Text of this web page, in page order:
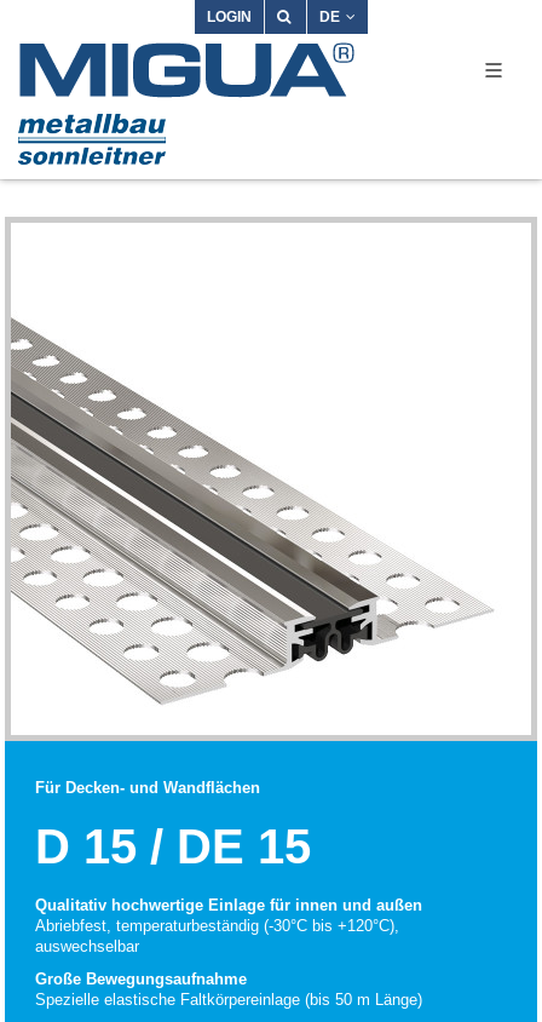
LOGIN DE
Für Decken- und Wandflächen
D 15 / DE 15
Qualitativ hochwertige Einlage für innen und außen
Abriebfest, temperaturbeständig (-30°C bis +120°C),
auswechselbar
Große Bewegungsaufnahme
Spezielle elastische Faltkörpereinlage (bis 50 m Länge)